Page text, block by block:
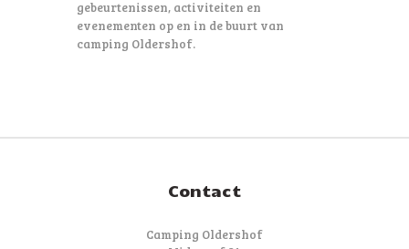
gebeurtenissen, activiteiten en
evenementen op en in de buurt van
camping Oldershof.
Contact
Camping Oldershof